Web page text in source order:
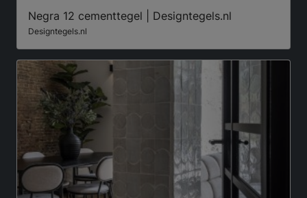
Negra 12 cementtegel | Designtegels.nl
Designtegels.nl